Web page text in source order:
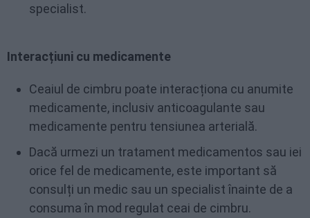
specialist.
Interacțiuni cu medicamente
Ceaiul de cimbru poate interacționa cu anumite
medicamente, inclusiv anticoagulante sau
medicamente pentru tensiunea arterială.
Dacă urmezi un tratament medicamentos sau iei
orice fel de medicamente, este important să
consulți un medic sau un specialist înainte de a
consuma în mod regulat ceai de cimbru.